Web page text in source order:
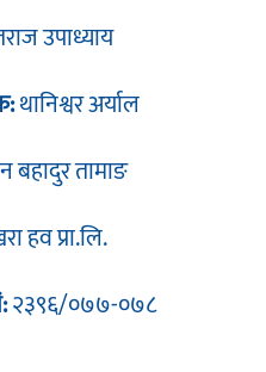
उपाध्याय
थानिश्वर अर्याल
बहादुर तामाङ
हव प्रा.लि.
२३९६/०७७-०७८